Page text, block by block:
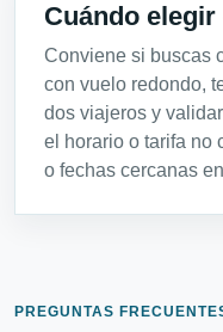
Cuándo
Conviene si buscas
con vuelo redondo,
dos viajeros y
el horario o tarifa no
o fechas cercanas
PREGUNTAS